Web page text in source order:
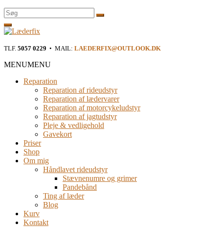
Søg
efter:
Læderfix
TLF. 5057 0229 • MAIL: LAEDERFIX@OUTLOOK.DK
MENUMENU
Reparation
Reparation af rideudstyr
Reparation af lædervarer
Reparation af motorcykeludstyr
Reparation af jagtudstyr
Pleje & vedligehold
Gavekort
Priser
Shop
Om mig
Håndlavet rideudstyr
Stævnenumre og grimer
Pandebånd
Ting af læder
Blog
Kurv
Kontakt